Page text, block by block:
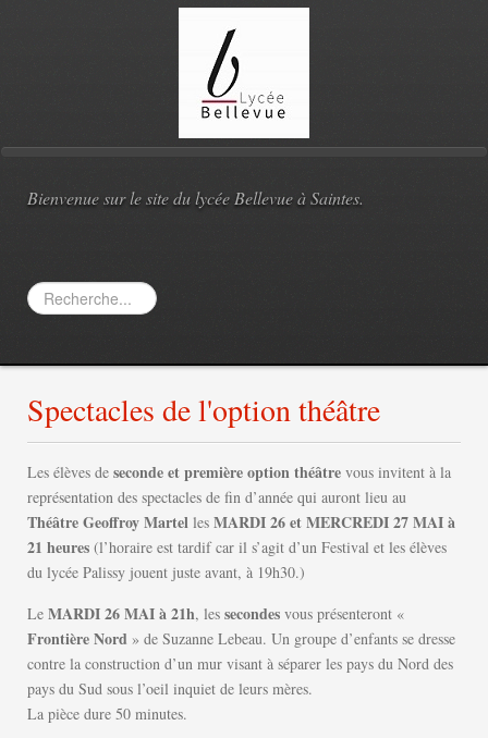
Bienvenue sur le site du lycée Bellevue à Saintes.
Rechercher
Spectacles de l'option théâtre
Les élèves de seconde et première option théâtre vous invitent à la
représentation des spectacles de fin d’année qui auront lieu au
Théâtre Geoffroy Martel les MARDI 26 et MERCREDI 27 MAI à
21 heures (l’horaire est tardif car il s’agit d’un Festival et les élèves
du lycée Palissy jouent juste avant, à 19h30.)
Le MARDI 26 MAI à 21h, les secondes vous présenteront «
Frontière Nord » de Suzanne Lebeau. Un groupe d’enfants se dresse
contre la construction d’un mur visant à séparer les pays du Nord des
pays du Sud sous l’oeil inquiet de leurs mères.
La pièce dure 50 minutes.